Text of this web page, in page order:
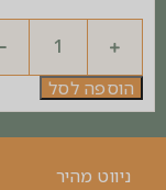
הוספה לסל
ניווט מהיר